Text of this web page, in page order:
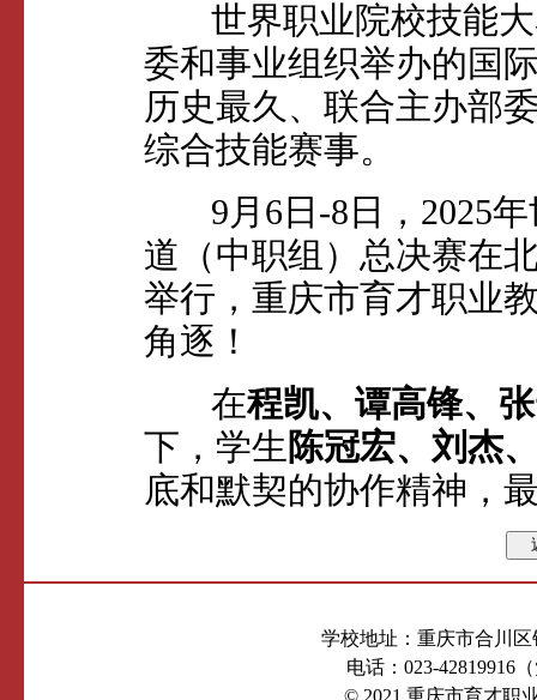
世界职业院校技能大
委和事业组织举办的国
历史最久、联合主办部
综合技能赛事。
9月6日-8日，2025年
道（中职组）总决赛在
举行，重庆市育才职业
角逐！
在程凯、谭高锋、
下，学生 陈冠宏、刘杰
底和默契的协作精神，
学校地址：重庆市合川
电话：023-42819916
© 2021 重庆市育才职